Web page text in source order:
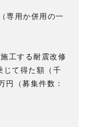
用か併用の一
工する耐震改修
じて得た額（千
円（募集件数：